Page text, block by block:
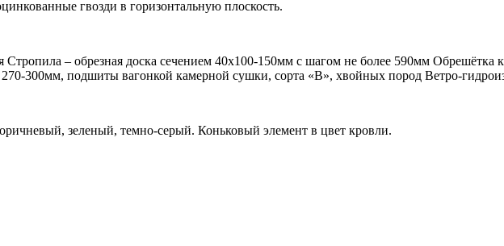
гвозди в горизонтальную плоскость.
– обрезная доска сечением 40х100-150мм с шагом не более 590мм Обрешётка
300мм, подшиты вагонкой камерной сушки, сорта «В», хвойных пород Ветро-
зеленый, темно-серый. Коньковый элемент в цвет кровли.